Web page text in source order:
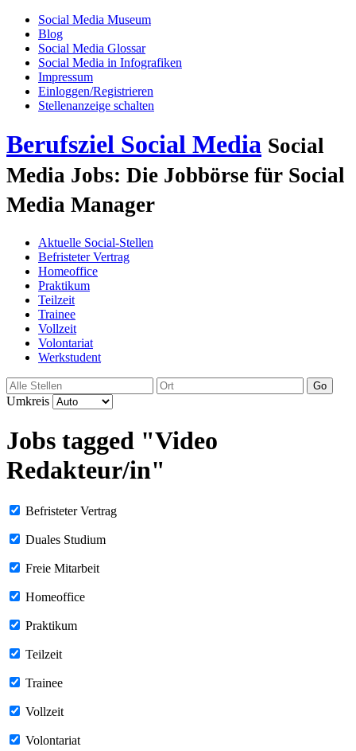
Social Media Museum
Blog
Social Media Glossar
Social Media in Infografiken
Impressum
Einloggen/Registrieren
Stellenanzeige schalten
Berufsziel Social Media Social
Media Jobs: Die Jobbörse für Social
Media Manager
Aktuelle Social-Stellen
Befristeter Vertrag
Homeoffice
Praktikum
Teilzeit
Trainee
Vollzeit
Volontariat
Werkstudent
Go
Umkreis
Jobs tagged "Video
Redakteur/in"
Befristeter Vertrag
Duales Studium
Freie Mitarbeit
Homeoffice
Praktikum
Teilzeit
Trainee
Vollzeit
Volontariat